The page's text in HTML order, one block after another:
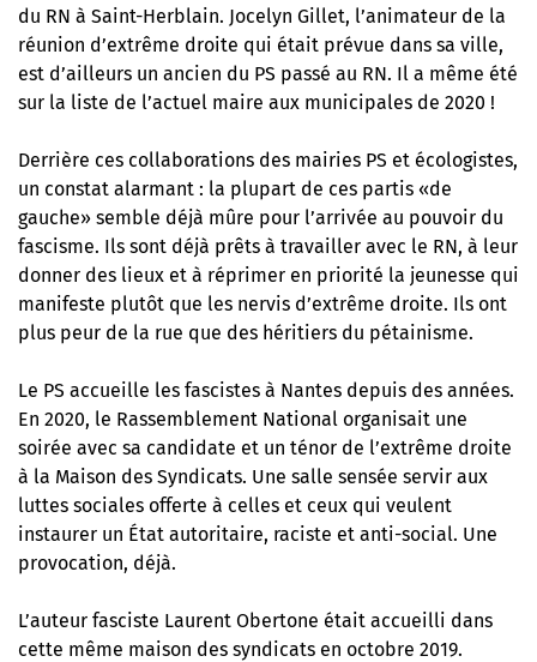
du RN à Saint-Herblain. Jocelyn Gillet, l’animateur de la
réunion d’extrême droite qui était prévue dans sa ville,
est d’ailleurs un ancien du PS passé au RN. Il a même été
sur la liste de l’actuel maire aux municipales de 2020 !
Derrière ces collaborations des mairies PS et écologistes,
un constat alarmant : la plupart de ces partis «de
gauche» semble déjà mûre pour l’arrivée au pouvoir du
fascisme. Ils sont déjà prêts à travailler avec le RN, à leur
donner des lieux et à réprimer en priorité la jeunesse qui
manifeste plutôt que les nervis d’extrême droite. Ils ont
plus peur de la rue que des héritiers du pétainisme.
Le PS accueille les fascistes à Nantes depuis des années.
En 2020, le Rassemblement National organisait une
soirée avec sa candidate et un ténor de l’extrême droite
à la Maison des Syndicats. Une salle sensée servir aux
luttes sociales offerte à celles et ceux qui veulent
instaurer un État autoritaire, raciste et anti-social. Une
provocation, déjà.
L’auteur fasciste Laurent Obertone était accueilli dans
cette même maison des syndicats en octobre 2019.